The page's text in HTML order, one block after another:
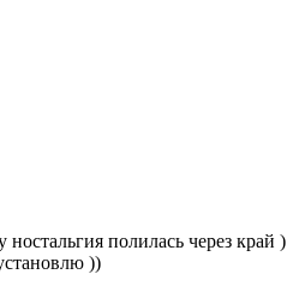
полилась через край
))